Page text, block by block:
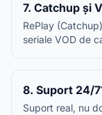
7. Catchup și
RePlay
seriale VOD de
8. Suport 24/
Suport real, nu